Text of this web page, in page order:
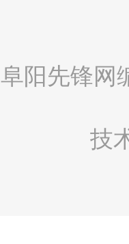
阜阳先锋网
技